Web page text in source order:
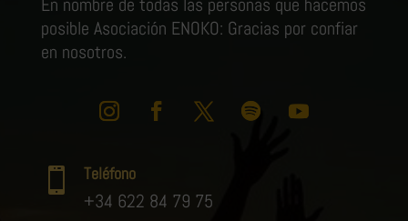
posible Asociación ENOKO: Gracias por confiar
en nosotros.
 Teléfono
+34 622 84 79 75